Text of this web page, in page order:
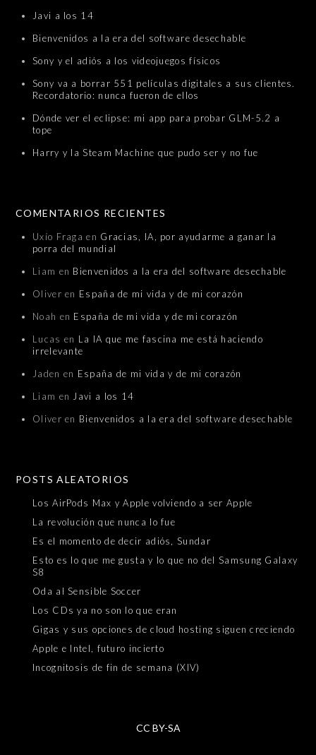
Javi a los 14
Bienvenidos a la era del software desechable
Sony y el adiós a los videojuegos físicos
Sony va a borrar 551 películas digitales a sus clientes.
Recordatorio: nunca fueron de ellos
Dónde ver el eclipse: mi app para probar GLM-5.2 a
tope
Harry y la Steam Machine que pudo ser y no fue
COMENTARIOS RECIENTES
Uxío Fraga en Gracias, IA, por ayudarme a ganar la
porra del mundial
Liam en Bienvenidos a la era del software desechable
Oliver en España de mi vida y de mi corazón
Noah en España de mi vida y de mi corazón
Lucas en La IA que me fascina me está haciendo
irrelevante
Jaden en España de mi vida y de mi corazón
Liam en Javi a los 14
Oliver en Bienvenidos a la era del software desechable
POSTS ALEATORIOS
Los AirPods Max y Apple volviendo a ser Apple
La revolución que nunca lo fue
Es el momento de decir adiós, Sundar
Esto es lo que me gusta y lo que no del Samsung Galaxy
S8
Oda al Sensible Soccer
Los CDs ya no son lo que eran
Gigas y sus opciones de cloud hosting siguen creciendo
Apple e Intel, futuro incierto
Incognitosis de fin de semana (XIV)
CC BY-SA